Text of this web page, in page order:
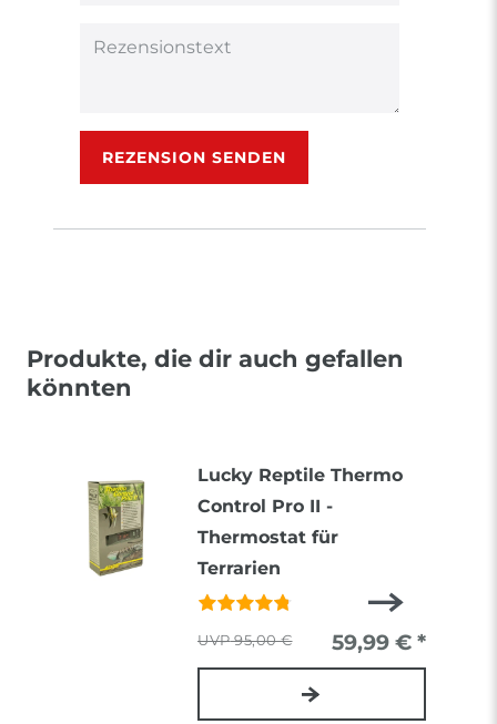
Rezensionstext
REZENSION SENDEN
Produkte, die dir auch gefallen
könnten
Lucky Reptile Thermo
Control Pro II -
Thermostat für
Terrarien
95,00 € 59,99 € *